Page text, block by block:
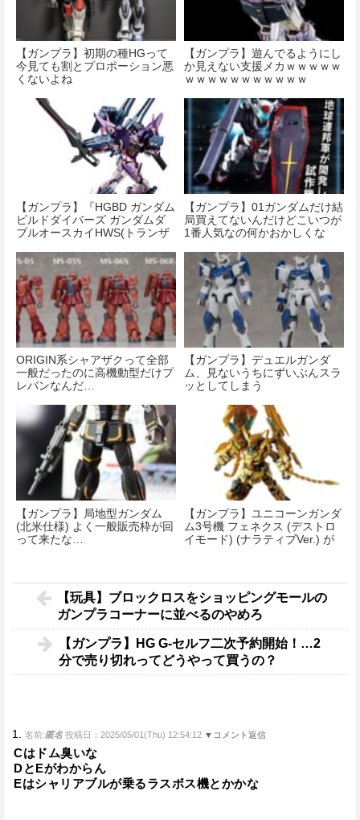
【ガンプラ】初期の種HGって
今見ても割とプロポーション悪
くないよね
【ガンプラ】遊んでるようにし
か見えない支援メカｗｗｗｗｗ
ｗｗｗｗｗｗｗｗｗｗｗ
【ガンプラ】『HGBD ガンダム
ビルドダイバーズ ガンダムダ
ブルオースカイHWS(トランザ
本日入荷！
【ガンプラ】01ガンダムだけ結
局買えてないんだけどこいつが
1番人気なの何かおかしくな
ORIGIN系シャアザクって全部
一般だったのに高機動型だけプ
レバンなんだ…
【ガンプラ】デュエルガンダ
ム、見ないうちにずいぶんスラ
ッとしてしまう
【ガンプラ】局地型ガンダム
(北米仕様) よく一般販売枠が回
って来たな…
【ガンプラ】ユニコーンガンダ
ム3号機 フェネクス (デストロ
イモード) (ナラティブVer.) が
【玩具】ブロックロスをショッピングモールの
ガンプラコーナーに並べるのやめろ
【ガンプラ】HG G-セルフ二次予約開始！…2
分で売り切れってどうやって買うの？
1. 名前:匿名 投稿日：2025/05/01(Thu) 12:54:12 ▼コメント返信
Cはドム臭いな
DとEがわからん
Eはシャリアブルが乗るラスボス機とかかな